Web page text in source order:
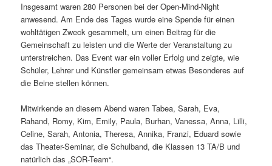
Insgesamt waren 280 Personen bei der Open-Mind-Night
anwesend. Am Ende des Tages wurde eine Spende für einen
wohltätigen Zweck gesammelt, um einen Beitrag für die
Gemeinschaft zu leisten und die Werte der Veranstaltung zu
unterstreichen. Das Event war ein voller Erfolg und zeigte, wie
Schüler, Lehrer und Künstler gemeinsam etwas Besonderes auf
die Beine stellen können.
Mitwirkende an diesem Abend waren Tabea, Sarah, Eva,
Rahand, Romy, Kim, Emily, Paula, Burhan, Vanessa, Anna, Lilli,
Celine, Sarah, Antonia, Theresa, Annika, Franzi, Eduard sowie
das Theater-Seminar, die Schulband, die Klassen 13 TA/B und
natürlich das „SOR-Team“.